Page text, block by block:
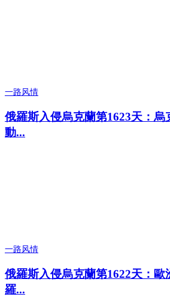
一路风情
俄羅斯入侵烏克蘭第1623天：烏
動...
一路风情
俄羅斯入侵烏克蘭第1622天：歐
羅...